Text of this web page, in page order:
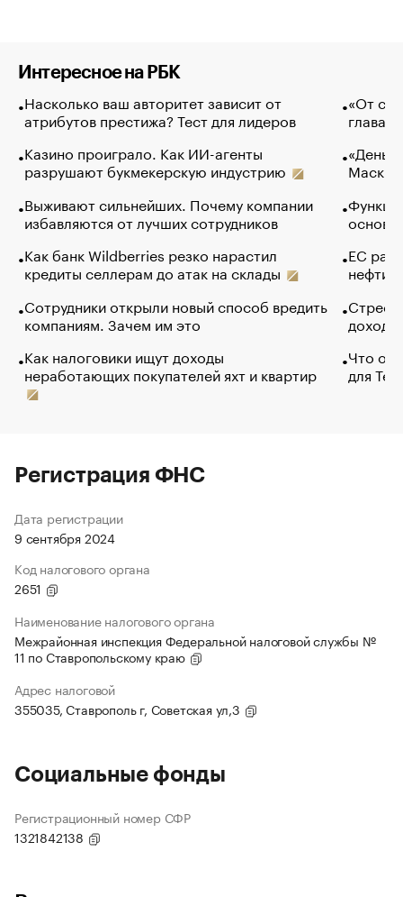
Интересное на РБК
Насколько ваш авторитет зависит от
атрибутов престижа? Тест для лидеров
Казино проиграло. Как ИИ-агенты
разрушают букмекерскую индустрию
Выживают сильнейших. Почему компании
избавляются от лучших сотрудников
Как банк Wildberries резко нарастил
кредиты селлерам до атак на склады
Сотрудники открыли новый способ вредить
компаниям. Зачем им это
Как налоговики ищут доходы
неработающих покупателей яхт и квартир
«От
глава
Маск в
основ
ЕС
нефти
Что
для
Регистрация ФНС
Дата регистрации
9 сентября 2024
Код налогового органа
2651
Наименование налогового органа
Межрайонная инспекция Федеральной налоговой службы №
11 по Ставропольскому краю
Адрес налоговой
355035, Ставрополь г, Советская ул,3
Социальные фонды
Регистрационный номер СФР
1321842138